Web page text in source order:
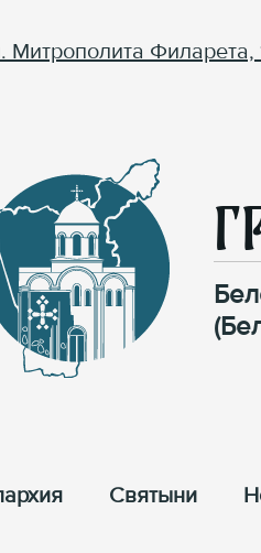
Митрополита Филарета,
Cвятыни